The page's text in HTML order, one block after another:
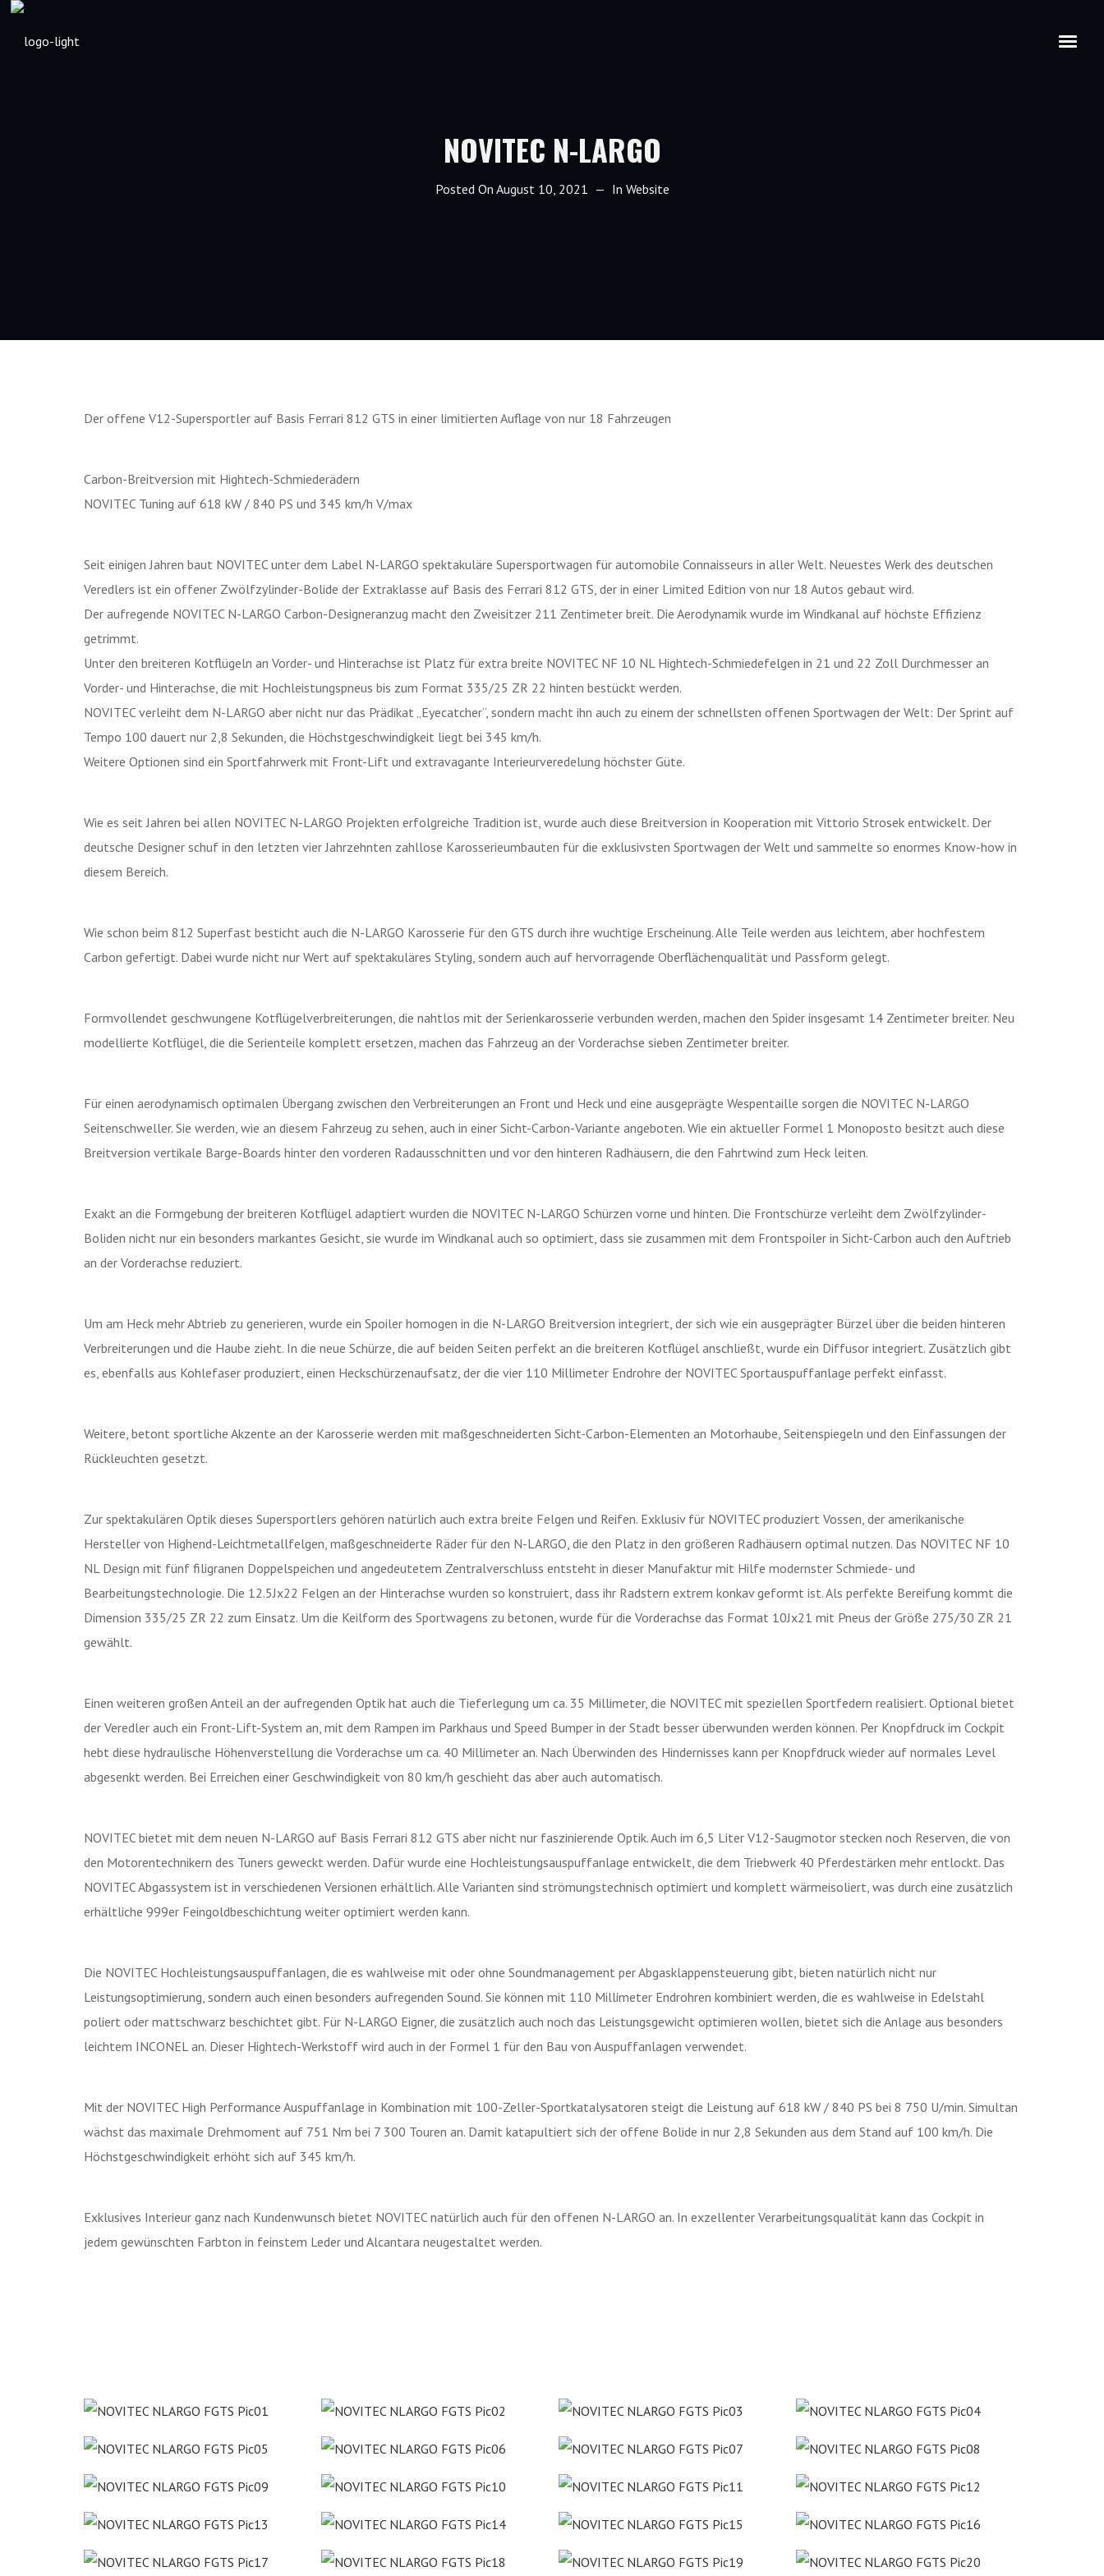
NOVITEC N-LARGO
Posted On August 10, 2021 In Website
Der offene V12-Supersportler auf Basis Ferrari 812 GTS in einer limitierten Auflage von nur 18 Fahrzeugen
Carbon-Breitversion mit Hightech-Schmiederädern
NOVITEC Tuning auf 618 kW / 840 PS und 345 km/h V/max
Seit einigen Jahren baut NOVITEC unter dem Label N-LARGO spektakuläre Supersportwagen für automobile Connaisseurs in aller Welt. Neuestes Werk des deutschen
Veredlers ist ein offener Zwölfzylinder-Bolide der Extraklasse auf Basis des Ferrari 812 GTS, der in einer Limited Edition von nur 18 Autos gebaut wird.
Der aufregende NOVITEC N-LARGO Carbon-Designeranzug macht den Zweisitzer 211 Zentimeter breit. Die Aerodynamik wurde im Windkanal auf höchste Effizienz
getrimmt.
Unter den breiteren Kotflügeln an Vorder- und Hinterachse ist Platz für extra breite NOVITEC NF 10 NL Hightech-Schmiedefelgen in 21 und 22 Zoll Durchmesser an
Vorder- und Hinterachse, die mit Hochleistungspneus bis zum Format 335/25 ZR 22 hinten bestückt werden.
NOVITEC verleiht dem N-LARGO aber nicht nur das Prädikat „Eyecatcher“, sondern macht ihn auch zu einem der schnellsten offenen Sportwagen der Welt: Der Sprint auf
Tempo 100 dauert nur 2,8 Sekunden, die Höchstgeschwindigkeit liegt bei 345 km/h.
Weitere Optionen sind ein Sportfahrwerk mit Front-Lift und extravagante Interieurveredelung höchster Güte.
Wie es seit Jahren bei allen NOVITEC N-LARGO Projekten erfolgreiche Tradition ist, wurde auch diese Breitversion in Kooperation mit Vittorio Strosek entwickelt. Der
deutsche Designer schuf in den letzten vier Jahrzehnten zahllose Karosserieumbauten für die exklusivsten Sportwagen der Welt und sammelte so enormes Know-how in
diesem Bereich.
Wie schon beim 812 Superfast besticht auch die N-LARGO Karosserie für den GTS durch ihre wuchtige Erscheinung. Alle Teile werden aus leichtem, aber hochfestem
Carbon gefertigt. Dabei wurde nicht nur Wert auf spektakuläres Styling, sondern auch auf hervorragende Oberflächenqualität und Passform gelegt.
Formvollendet geschwungene Kotflügelverbreiterungen, die nahtlos mit der Serienkarosserie verbunden werden, machen den Spider insgesamt 14 Zentimeter breiter. Neu
modellierte Kotflügel, die die Serienteile komplett ersetzen, machen das Fahrzeug an der Vorderachse sieben Zentimeter breiter.
Für einen aerodynamisch optimalen Übergang zwischen den Verbreiterungen an Front und Heck und eine ausgeprägte Wespentaille sorgen die NOVITEC N-LARGO
Seitenschweller. Sie werden, wie an diesem Fahrzeug zu sehen, auch in einer Sicht-Carbon-Variante angeboten. Wie ein aktueller Formel 1 Monoposto besitzt auch diese
Breitversion vertikale Barge-Boards hinter den vorderen Radausschnitten und vor den hinteren Radhäusern, die den Fahrtwind zum Heck leiten.
Exakt an die Formgebung der breiteren Kotflügel adaptiert wurden die NOVITEC N-LARGO Schürzen vorne und hinten. Die Frontschürze verleiht dem Zwölfzylinder-
Boliden nicht nur ein besonders markantes Gesicht, sie wurde im Windkanal auch so optimiert, dass sie zusammen mit dem Frontspoiler in Sicht-Carbon auch den Auftrieb
an der Vorderachse reduziert.
Um am Heck mehr Abtrieb zu generieren, wurde ein Spoiler homogen in die N-LARGO Breitversion integriert, der sich wie ein ausgeprägter Bürzel über die beiden hinteren
Verbreiterungen und die Haube zieht. In die neue Schürze, die auf beiden Seiten perfekt an die breiteren Kotflügel anschließt, wurde ein Diffusor integriert. Zusätzlich gibt
es, ebenfalls aus Kohlefaser produziert, einen Heckschürzenaufsatz, der die vier 110 Millimeter Endrohre der NOVITEC Sportauspuffanlage perfekt einfasst.
Weitere, betont sportliche Akzente an der Karosserie werden mit maßgeschneiderten Sicht-Carbon-Elementen an Motorhaube, Seitenspiegeln und den Einfassungen der
Rückleuchten gesetzt.
Zur spektakulären Optik dieses Supersportlers gehören natürlich auch extra breite Felgen und Reifen. Exklusiv für NOVITEC produziert Vossen, der amerikanische
Hersteller von Highend-Leichtmetallfelgen, maßgeschneiderte Räder für den N-LARGO, die den Platz in den größeren Radhäusern optimal nutzen. Das NOVITEC NF 10
NL Design mit fünf filigranen Doppelspeichen und angedeutetem Zentralverschluss entsteht in dieser Manufaktur mit Hilfe modernster Schmiede- und
Bearbeitungstechnologie. Die 12.5Jx22 Felgen an der Hinterachse wurden so konstruiert, dass ihr Radstern extrem konkav geformt ist. Als perfekte Bereifung kommt die
Dimension 335/25 ZR 22 zum Einsatz. Um die Keilform des Sportwagens zu betonen, wurde für die Vorderachse das Format 10Jx21 mit Pneus der Größe 275/30 ZR 21
gewählt.
Einen weiteren großen Anteil an der aufregenden Optik hat auch die Tieferlegung um ca. 35 Millimeter, die NOVITEC mit speziellen Sportfedern realisiert. Optional bietet
der Veredler auch ein Front-Lift-System an, mit dem Rampen im Parkhaus und Speed Bumper in der Stadt besser überwunden werden können. Per Knopfdruck im Cockpit
hebt diese hydraulische Höhenverstellung die Vorderachse um ca. 40 Millimeter an. Nach Überwinden des Hindernisses kann per Knopfdruck wieder auf normales Level
abgesenkt werden. Bei Erreichen einer Geschwindigkeit von 80 km/h geschieht das aber auch automatisch.
NOVITEC bietet mit dem neuen N-LARGO auf Basis Ferrari 812 GTS aber nicht nur faszinierende Optik. Auch im 6,5 Liter V12-Saugmotor stecken noch Reserven, die von
den Motorentechnikern des Tuners geweckt werden. Dafür wurde eine Hochleistungsauspuffanlage entwickelt, die dem Triebwerk 40 Pferdestärken mehr entlockt. Das
NOVITEC Abgassystem ist in verschiedenen Versionen erhältlich. Alle Varianten sind strömungstechnisch optimiert und komplett wärmeisoliert, was durch eine zusätzlich
erhältliche 999er Feingoldbeschichtung weiter optimiert werden kann.
Die NOVITEC Hochleistungsauspuffanlagen, die es wahlweise mit oder ohne Soundmanagement per Abgasklappensteuerung gibt, bieten natürlich nicht nur
Leistungsoptimierung, sondern auch einen besonders aufregenden Sound. Sie können mit 110 Millimeter Endrohren kombiniert werden, die es wahlweise in Edelstahl
poliert oder mattschwarz beschichtet gibt. Für N-LARGO Eigner, die zusätzlich auch noch das Leistungsgewicht optimieren wollen, bietet sich die Anlage aus besonders
leichtem INCONEL an. Dieser Hightech-Werkstoff wird auch in der Formel 1 für den Bau von Auspuffanlagen verwendet.
Mit der NOVITEC High Performance Auspuffanlage in Kombination mit 100-Zeller-Sportkatalysatoren steigt die Leistung auf 618 kW / 840 PS bei 8 750 U/min. Simultan
wächst das maximale Drehmoment auf 751 Nm bei 7 300 Touren an. Damit katapultiert sich der offene Bolide in nur 2,8 Sekunden aus dem Stand auf 100 km/h. Die
Höchstgeschwindigkeit erhöht sich auf 345 km/h.
Exklusives Interieur ganz nach Kundenwunsch bietet NOVITEC natürlich auch für den offenen N-LARGO an. In exzellenter Verarbeitungsqualität kann das Cockpit in
jedem gewünschten Farbton in feinstem Leder und Alcantara neugestaltet werden.